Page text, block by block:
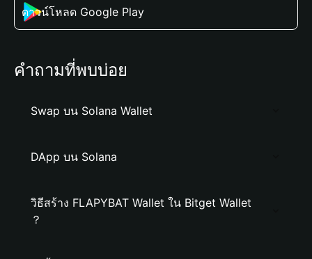
ดาวน์โหลด Google Play
คำถามที่พบบ่อย
Swap บน Solana Wallet
DApp บน Solana
วิธีสร้าง FLAPYBAT Wallet ใน Bitget Wallet
？